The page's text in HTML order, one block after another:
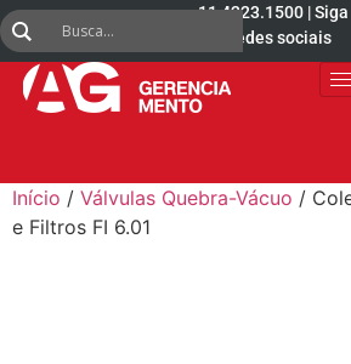
11 4223.1500 | Siga
nas redes sociais
Início / Válvulas Quebra-Vácuo /
e Filtros FI 6.01